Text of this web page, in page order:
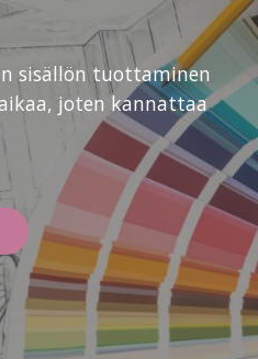
sisällön tuottaminen
joten kannattaa